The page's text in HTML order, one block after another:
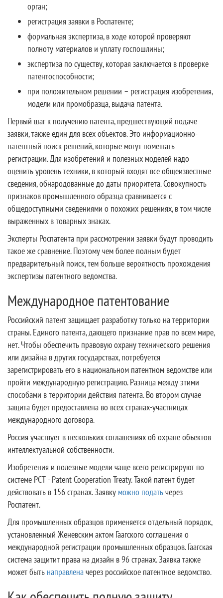
орган;
регистрация заявки в Роспатенте;
формальная экспертиза, в ходе которой проверяют
полноту материалов и уплату госпошлины;
экспертиза по существу, которая заключается в проверке
патентоспособности;
при положительном решении – регистрация изобретения,
модели или промобразца, выдача патента.
Первый шаг к получению патента, предшествующий подаче
заявки, также един для всех объектов. Это информационно-
патентный поиск решений, которые могут помешать
регистрации. Для изобретений и полезных моделей надо
оценить уровень техники, в который входят все общеизвестные
сведения, обнародованные до даты приоритета. Совокупность
признаков промышленного образца сравнивается с
общедоступными сведениями о похожих решениях, в том числе
выраженных в товарных знаках.
Эксперты Роспатента при рассмотрении заявки будут проводить
такое же сравнение. Поэтому чем более полным будет
предварительный поиск, тем больше вероятность прохождения
экспертизы патентного ведомства.
Международное патентование
Российский патент защищает разработку только на территории
страны. Единого патента, дающего признание прав по всем мире,
нет. Чтобы обеспечить правовую охрану технического решения
или дизайна в других государствах, потребуется
зарегистрировать его в национальном патентном ведомстве или
пройти международную регистрацию. Разница между этими
способами в территории действия патента. Во втором случае
защита будет предоставлена во всех странах-участницах
международного договора.
Россия участвует в нескольких соглашениях об охране объектов
интеллектуальной собственности.
Изобретения и полезные модели чаще всего регистрируют по
системе РСТ - Patent Cooperation Treaty. Такой патент будет
действовать в 156 странах. Заявку можно податьчерез
Роспатент.
Для промышленных образцов применяется отдельный порядок,
установленный Женевским актом Гаагского соглашения о
международной регистрации промышленных образцов. Гаагская
система защитит права на дизайн в 96 странах. Заявка также
может быть направленачерез российское патентное ведомство.